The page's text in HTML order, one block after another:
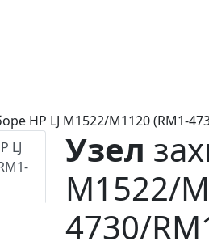
HP LJ M1522/M1120 (RM1-
Узел
M1522/
4730/